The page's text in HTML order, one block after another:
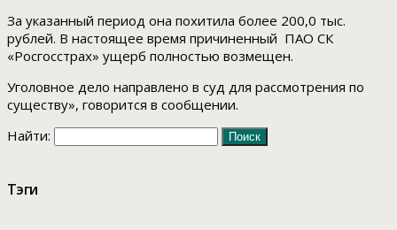
За указанный период она похитила более 200,0 тыс.
рублей. В настоящее время причиненный ПАО СК
«Росгосстрах» ущерб полностью возмещен.
Уголовное дело направлено в суд для рассмотрения по
существу», говорится в сообщении.
Найти:
Тэги